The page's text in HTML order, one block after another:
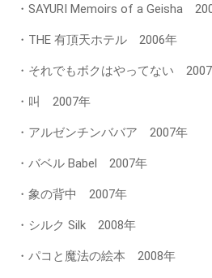
・SAYURI Memoirs of a Geisha
・THE 有頂天ホテル 2006年
・それでもボクはやってない
・叫 2007年
・アルゼンチンババア 2007年
・バベル Babel 2007年
・象の背中 2007年
・シルク Silk 2008年
・パコと魔法の絵本 2008年